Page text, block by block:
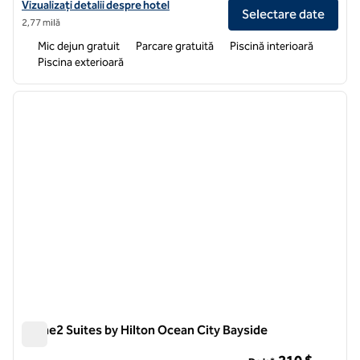
Vizualizați detaliile hotelului pentru Hampton Inn & Suites Ocean
Vizualizați detalii despre hotel
2,77 milă
Selectare date
Mic dejun gratuit Parcare gratuită
Piscină interioară
Piscina exterioară
1 din 12
Home2 Suites by Hilton Ocean City Bayside